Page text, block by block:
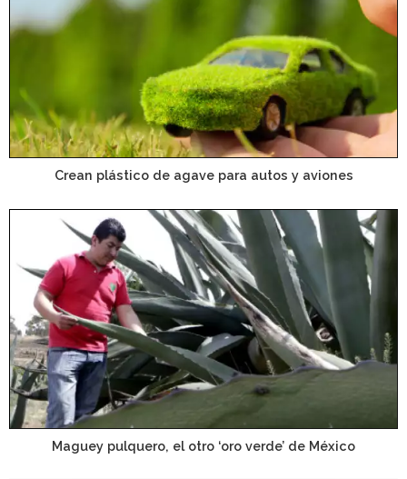
Crean plástico de agave para autos y aviones
Maguey pulquero, el otro ‘oro verde’ de México